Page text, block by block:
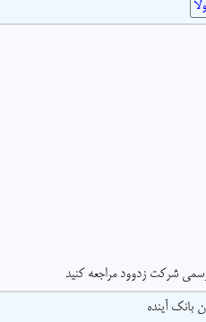
شرکت زدوود مراجعه کنید
بانک آینده